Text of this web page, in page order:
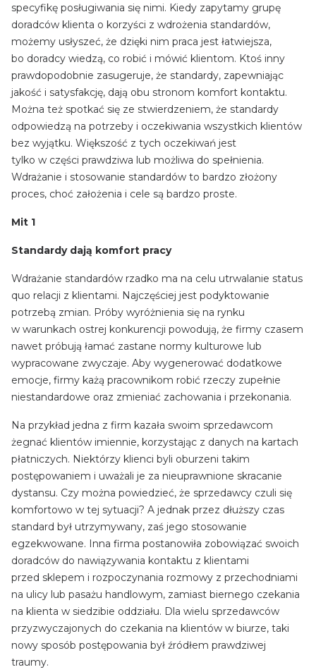
specyfikę posługiwania się nimi. Kiedy zapytamy grupę
doradców klienta o korzyści z wdrożenia standardów,
możemy usłyszeć, że dzięki nim praca jest łatwiejsza,
bo doradcy wiedzą, co robić i mówić klientom. Ktoś inny
prawdopodobnie zasugeruje, że standardy, zapewniając
jakość i satysfakcję, dają obu stronom komfort kontaktu.
Można też spotkać się ze stwierdzeniem, że standardy
odpowiedzą na potrzeby i oczekiwania wszystkich klientów
bez wyjątku. Większość z tych oczekiwań jest
tylko w części prawdziwa lub możliwa do spełnienia.
Wdrażanie i stosowanie standardów to bardzo złożony
proces, choć założenia i cele są bardzo proste.
Mit 1
Standardy dają komfort pracy
Wdrażanie standardów rzadko ma na celu utrwalanie status
quo relacji z klientami. Najczęściej jest podyktowanie
potrzebą zmian. Próby wyróżnienia się na rynku
w warunkach ostrej konkurencji powodują, że firmy czasem
nawet próbują łamać zastane normy kulturowe lub
wypracowane zwyczaje. Aby wygenerować dodatkowe
emocje, firmy każą pracownikom robić rzeczy zupełnie
niestandardowe oraz zmieniać zachowania i przekonania.
Na przykład jedna z firm kazała swoim sprzedawcom
żegnać klientów imiennie, korzystając z danych na kartach
płatniczych. Niektórzy klienci byli oburzeni takim
postępowaniem i uważali je za nieuprawnione skracanie
dystansu. Czy można powiedzieć, że sprzedawcy czuli się
komfortowo w tej sytuacji? A jednak przez dłuższy czas
standard był utrzymywany, zaś jego stosowanie
egzekwowane. Inna firma postanowiła zobowiązać swoich
doradców do nawiązywania kontaktu z klientami
przed sklepem i rozpoczynania rozmowy z przechodniami
na ulicy lub pasażu handlowym, zamiast biernego czekania
na klienta w siedzibie oddziału. Dla wielu sprzedawców
przyzwyczajonych do czekania na klientów w biurze, taki
nowy sposób postępowania był źródłem prawdziwej
traumy.